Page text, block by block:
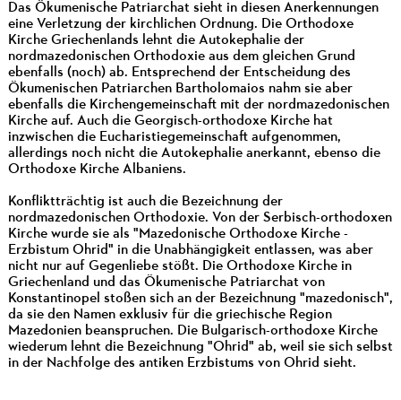
Das Ökumenische Patriarchat sieht in diesen Anerkennungen
eine Verletzung der kirchlichen Ordnung. Die Orthodoxe
Kirche Griechenlands lehnt die Autokephalie der
nordmazedonischen Orthodoxie aus dem gleichen Grund
ebenfalls (noch) ab. Entsprechend der Entscheidung des
Ökumenischen Patriarchen Bartholomaios nahm sie aber
ebenfalls die Kirchengemeinschaft mit der nordmazedonischen
Kirche auf. Auch die Georgisch-orthodoxe Kirche hat
inzwischen die Eucharistiegemeinschaft aufgenommen,
allerdings noch nicht die Autokephalie anerkannt, ebenso die
Orthodoxe Kirche Albaniens.
Konfliktträchtig ist auch die Bezeichnung der
nordmazedonischen Orthodoxie. Von der Serbisch-orthodoxen
Kirche wurde sie als "Mazedonische Orthodoxe Kirche -
Erzbistum Ohrid" in die Unabhängigkeit entlassen, was aber
nicht nur auf Gegenliebe stößt. Die Orthodoxe Kirche in
Griechenland und das Ökumenische Patriarchat von
Konstantinopel stoßen sich an der Bezeichnung "mazedonisch",
da sie den Namen exklusiv für die griechische Region
Mazedonien beanspruchen. Die Bulgarisch-orthodoxe Kirche
wiederum lehnt die Bezeichnung "Ohrid" ab, weil sie sich selbst
in der Nachfolge des antiken Erzbistums von Ohrid sieht.